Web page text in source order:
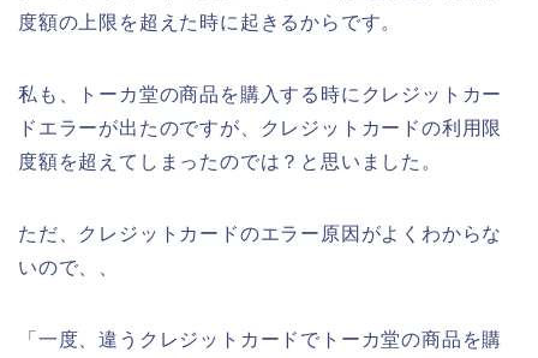
度額の上限を超えた時に起きるからです。
私も、トーカ堂の商品を購入する時にクレジットカー
ドエラーが出たのですが、クレジットカードの利用限
度額を超えてしまったのでは？と思いました。
ただ、クレジットカードのエラー原因がよくわからな
いので、、
「一度、違うクレジットカードでトーカ堂の商品を購